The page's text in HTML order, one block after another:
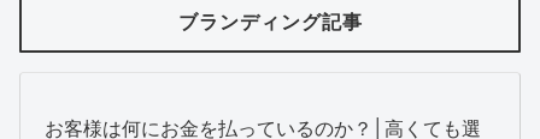
ブランディング記事
お客様は何にお金を払っているのか？│高くても選